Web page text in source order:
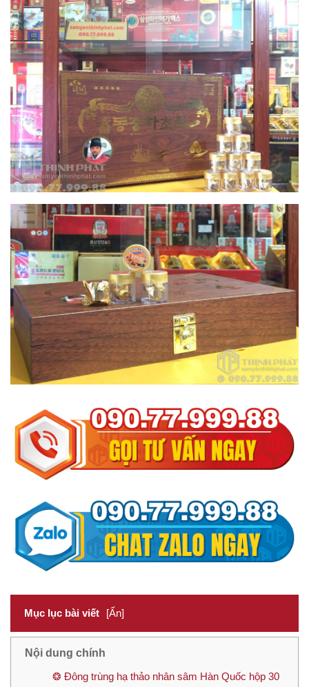
Mục lục bài viết [Ẩn]
Nội dung chính
❂ Đông trùng hạ thảo nhân sâm Hàn Quốc hộp 30